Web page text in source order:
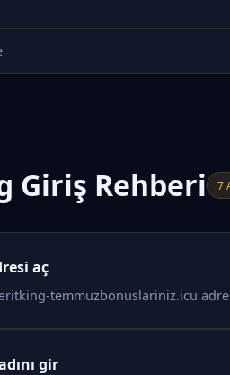
Giriş Rehberi 7
aç
temmuzbonuslariniz.icu
gir